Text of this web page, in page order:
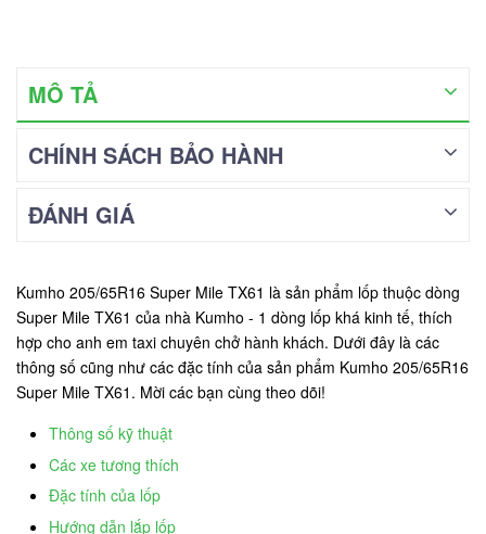
MÔ TẢ
CHÍNH SÁCH BẢO HÀNH
ĐÁNH GIÁ
Kumho 205/65R16 Super Mile TX61 là sản phẩm lốp thuộc dòng
Super Mile TX61 của nhà Kumho - 1 dòng lốp khá kinh tế, thích
hợp cho anh em taxi chuyên chở hành khách. Dưới đây là các
thông số cũng như các đặc tính của sản phẩm Kumho 205/65R16
Super Mile TX61. Mời các bạn cùng theo dõi!
Thông số kỹ thuật
Các xe tương thích
Đặc tính của lốp
Hướng dẫn lắp lốp